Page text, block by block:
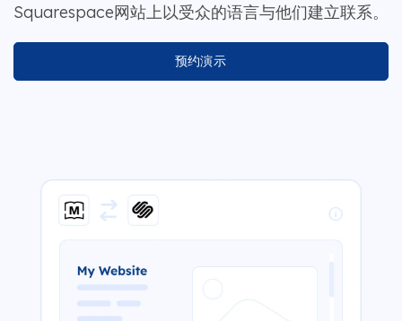
Squarespace网站上以受众的语言与他们建立联系。
预约演示